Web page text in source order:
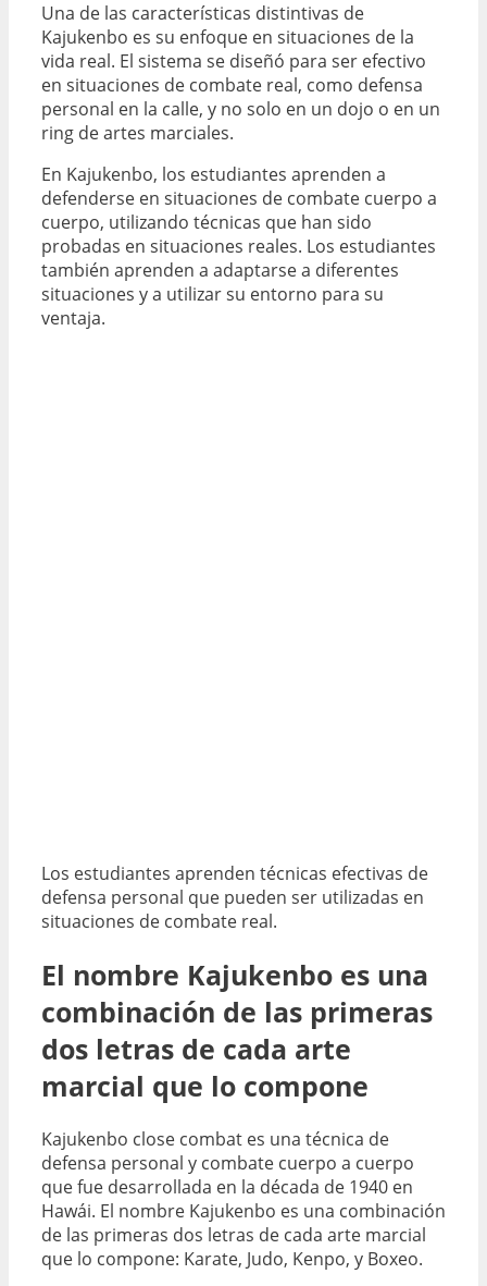
Una de las características distintivas de
Kajukenbo es su enfoque en situaciones de la
vida real. El sistema se diseñó para ser efectivo
en situaciones de combate real, como defensa
personal en la calle, y no solo en un dojo o en un
ring de artes marciales.
En Kajukenbo, los estudiantes aprenden a
defenderse en situaciones de combate cuerpo a
cuerpo, utilizando técnicas que han sido
probadas en situaciones reales. Los estudiantes
también aprenden a adaptarse a diferentes
situaciones y a utilizar su entorno para su
ventaja.
Los estudiantes aprenden técnicas efectivas de
defensa personal que pueden ser utilizadas en
situaciones de combate real.
El nombre Kajukenbo es una
combinación de las primeras
dos letras de cada arte
marcial que lo compone
Kajukenbo close combat es una técnica de
defensa personal y combate cuerpo a cuerpo
que fue desarrollada en la década de 1940 en
Hawái. El nombre Kajukenbo es una combinación
de las primeras dos letras de cada arte marcial
que lo compone: Karate, Judo, Kenpo, y Boxeo.